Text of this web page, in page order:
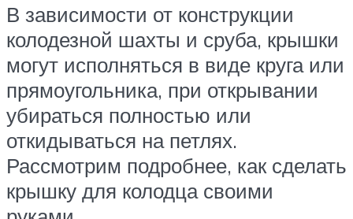
В зависимости от конструкции
колодезной шахты и сруба, крышки
могут исполняться в виде круга или
прямоугольника, при открывании
убираться полностью или
откидываться на петлях.
Рассмотрим подробнее, как сделать
крышку для колодца своими